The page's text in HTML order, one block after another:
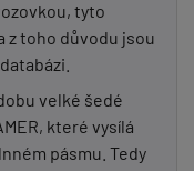
tyto
z toho důvodu jsou
velké šedé
které vysílá
pásmu. Tedy